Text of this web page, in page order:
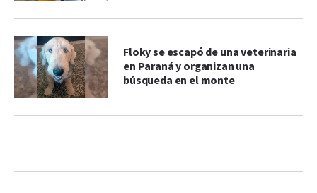
Floky se escapó de una veterinaria
en Paraná y organizan una
búsqueda en el monte